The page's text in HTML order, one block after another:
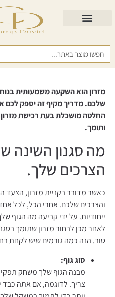
מזרוןהואהשקעהמשמעותית
שלכם.מדריךמקיףזהיספקלכם
החלטהמושכלתבעתרכישת
ותומך.
מה סגנון השינה
הצרכים שלך.
כאשר מדובר בקניית מזרון, הצעד
והצרכים שלכם. אחרי הכל, לכל
ייחודיות. על ידי קביעה מה הגוף
לאחר מכן לבחור מזרון שתומך
טוב. הנה כמה גורמים שיש לקחת
סוגגוף:
מבנה הגוף שלך משחק
צריך. לדוגמה, אם אתה כבד